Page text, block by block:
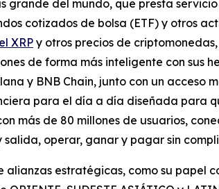
grande del mundo, que presta
cotizados de bolsa (ETF) y otros
XRPy otros precios de
de forma más inteligente con sus
y BNB Chain, junto con un acceso
para el día a día diseñada para
más de 80 millones de usuarios,
operar, ganar y pagar sin
estratégicas, como su papel